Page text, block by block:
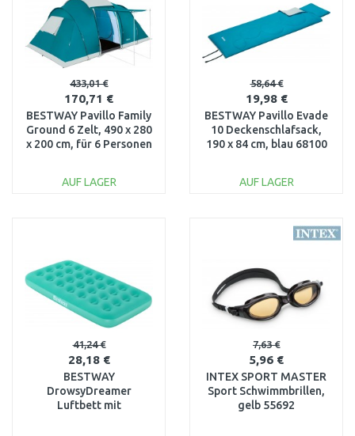
433,01 €
170,71 €
BESTWAY Pavillo Family
Ground 6 Zelt, 490 x 280
x 200 cm, für 6 Personen
AUF LAGER
58,64 €
19,98 €
BESTWAY Pavillo Evade
10 Deckenschlafsack,
190 x 84 cm, blau 68100
AUF LAGER
41,24 €
28,18 €
BESTWAY
DrowsyDreamer
Luftbett mit
7,63 €
5,96 €
INTEX SPORT MASTER
Sport Schwimmbrillen,
gelb 55692